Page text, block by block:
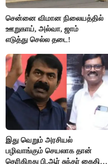
சென்னை விமான நிலையத்தில்
ஊறுகாய், அல்வா, ஜாம்
எடுத்து செல்ல தடை!
இது வெறும் அரசியல்
பழிவாங்கும் செயலாக தான்
தெரிகிறது பி.ஆர் சுந்தர் கைதிற்கு